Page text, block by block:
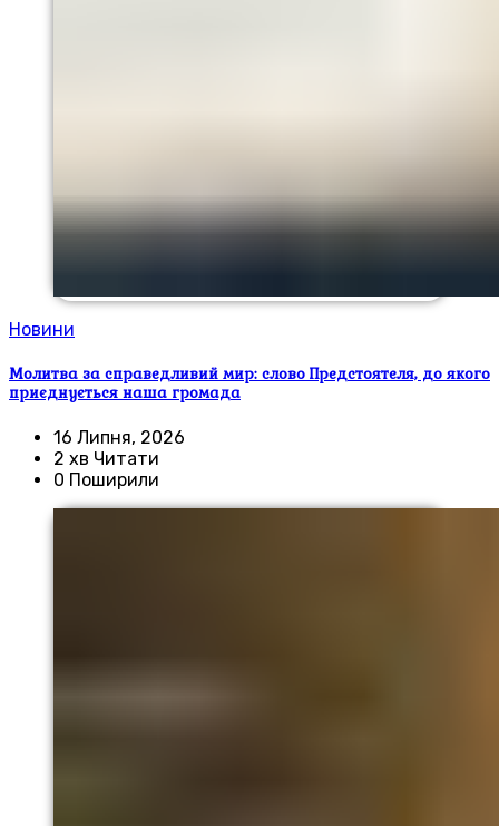
Новини
Молитва за справедливий мир: слово Предстоятеля, до якого
приєднується наша громада
16 Липня, 2026
2 хв Читати
0 Поширили